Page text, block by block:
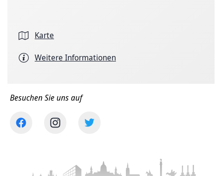
Karte
Weitere Informationen
Besuchen Sie uns auf